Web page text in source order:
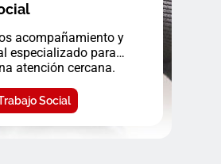
acompañamiento y
especializado para
atención cercana.
Social